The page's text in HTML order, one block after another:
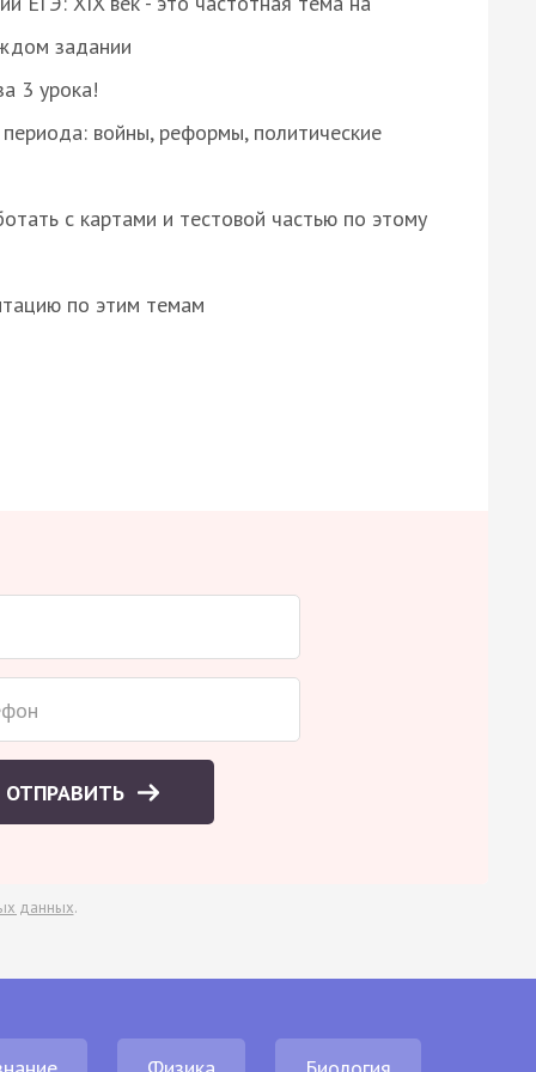
задании
3 урока!
войны, реформы, политические
с картами и тестовой частью по этому
по этим темам
ОТПРАВИТЬ
данных.